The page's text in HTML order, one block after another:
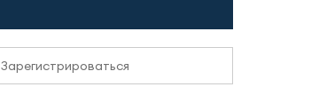
Зарегистрироваться